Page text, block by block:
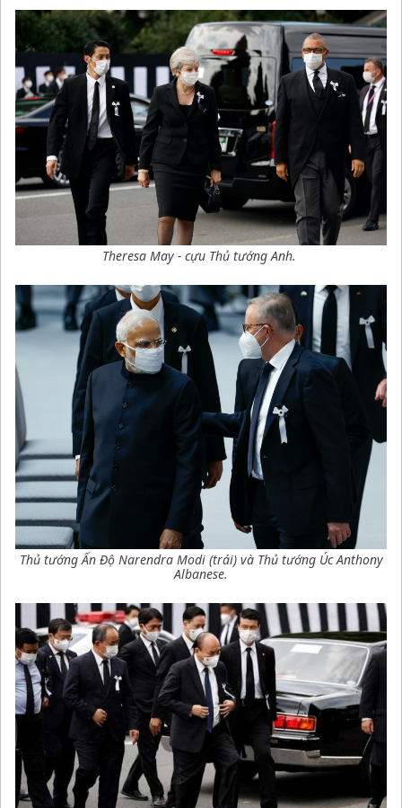
Theresa May - cựu Thủ tướng Anh.
Thủ tướng Ấn Độ Narendra Modi (trái) và Thủ tướng Úc Anthony
Albanese.